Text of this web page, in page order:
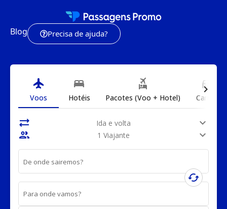
Blog Precisa de ajuda?
flight
Voos
bed
Hotéis
flights_and_hotels
Pacotes (Voo + Hotel)
directions_car
Carros
sync_alt Ida e volta
expand_more
people
1 Viajante expand_more
De onde sairemos?
cached
Para onde vamos?
chevron_right